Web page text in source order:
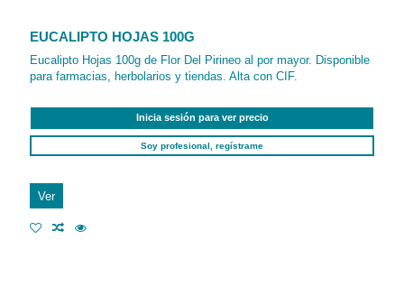
EUCALIPTO HOJAS 100G
Eucalipto Hojas 100g de Flor Del Pirineo al por mayor. Disponible
para farmacias, herbolarios y tiendas. Alta con CIF.
Inicia sesión para ver precio
Soy profesional, regístrame
Ver